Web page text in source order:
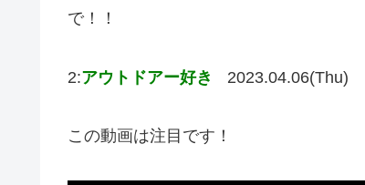
で！！
2:アウトドアー好き 2023.04.06(Thu)
この動画は注目です！